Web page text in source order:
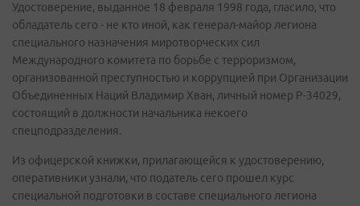
Удостоверение, выданное 18 февраля 1998 года, гласило, что
обладатель сего - не кто иной, как генерал-майор легиона
специального назначения миротворческих сил
Международного комитета по борьбе с терроризмом,
организованной преступностью и коррупцией при Организации
Объединенных Наций Владимир Хван, личный номер Р-34029,
состоящий в должности начальника некоего
спецподразделения.
Из офицерской книжки, прилагающейся к удостоверению,
оперативники узнали, что податель сего прошел курс
специальной подготовки в составе специального легиона